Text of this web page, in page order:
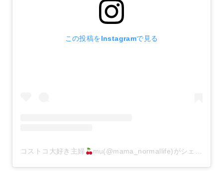
この投稿をInstagramで見る
コストコ大好き主婦 mu(@mama_normallife)がシェアした投稿